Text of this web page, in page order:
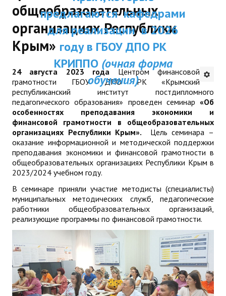
ДПО
Профессиональная переподготовка
Повышение квалификации
КОНТАКТЫ
ДПП ПК:
Актуальное
предлагаются кафедрами
для реализации в 2026
году в ГБОУ ДПО РК
КРИППО (очная форма
обучения)
общеобразовательных
организациях Республики
Крым»
24 августа 2023 года Центром финансовой
грамотности ГБОУ ДПО РК «Крымский
республиканский институт постдипломного
педагогического образования» проведен семинар «Об
особенностях преподавания экономики и
финансовой грамотности в общеобразовательных
организациях Республики Крым». Цель семинара –
оказание информационной и методической поддержки
преподавания экономики и финансовой грамотности в
общеобразовательных организациях Республики Крым в
2023/2024 учебном году.
В семинаре приняли участие методисты (специалисты)
муниципальных методических служб, педагогические
работники общеобразовательных организаций,
реализующие программы по финансовой грамотности.